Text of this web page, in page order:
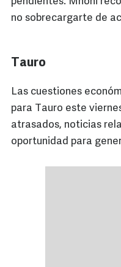
no sobrecargarte de
Tauro
Las cuestiones
para Tauro este
atrasados, noticias
oportunidad para